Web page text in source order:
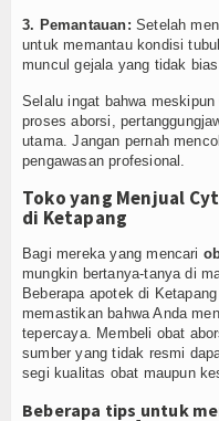
3. Pemantauan: Setelah
untuk memantau kondisi
muncul gejala yang tidak
Selalu ingat bahwa
proses aborsi,
utama. Jangan pernah
pengawasan profesional.
Toko yang Menjual
di Ketapang
Bagi mereka yang mencari
mungkin bertanya-tanya di
Beberapa apotek di
memastikan bahwa Anda
tepercaya. Membeli obat
sumber yang tidak resmi
segi kualitas obat maupun
Beberapa tips untuk